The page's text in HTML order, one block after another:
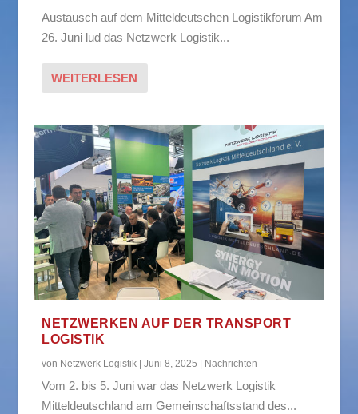
Austausch auf dem Mitteldeutschen Logistikforum Am
26. Juni lud das Netzwerk Logistik...
WEITERLESEN
NETZWERKEN AUF DER TRANSPORT
LOGISTIK
von Netzwerk Logistik |Juni 8, 2025 Nachrichten
Vom 2. bis 5. Juni war das Netzwerk Logistik
Mitteldeutschland am Gemeinschaftsstand des...